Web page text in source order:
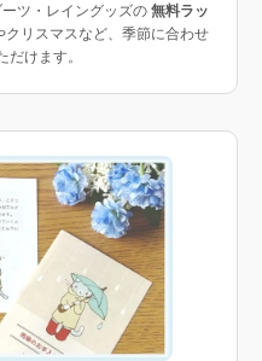
ツ・レイングッズの 無料ラッ
リスマスなど、季節に合わせ
けます。